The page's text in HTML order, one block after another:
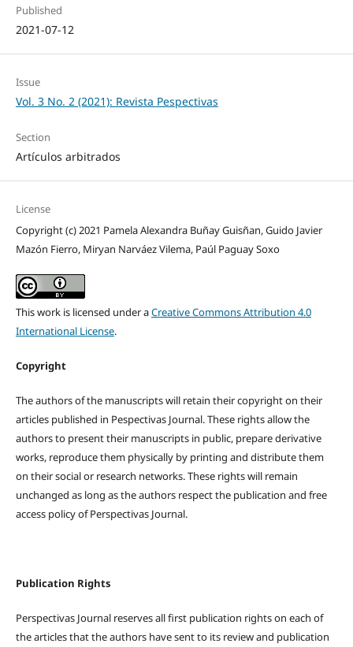
Published
2021-07-12
Issue
Vol. 3 No. 2 (2021): Revista Pespectivas
Section
Artículos arbitrados
License
Copyright (c) 2021 Pamela Alexandra Buñay Guisñan, Guido Javier
Mazón Fierro, Miryan Narváez Vilema, Paúl Paguay Soxo
This work is licensed under aCreative Commons Attribution 4.0
International License.
Copyright
The authors of the manuscripts will retain their copyright on their
articles published in Pespectivas Journal. These rights allow the
authors to present their manuscripts in public, prepare derivative
works, reproduce them physically by printing and distribute them
on their social or research networks. These rights will remain
unchanged as long as the authors respect the publication and free
access policy of Perspectivas Journal.
Publication Rights
Perspectivas Journal reserves all first publication rights on each of
the articles that the authors have sent to its review and publication